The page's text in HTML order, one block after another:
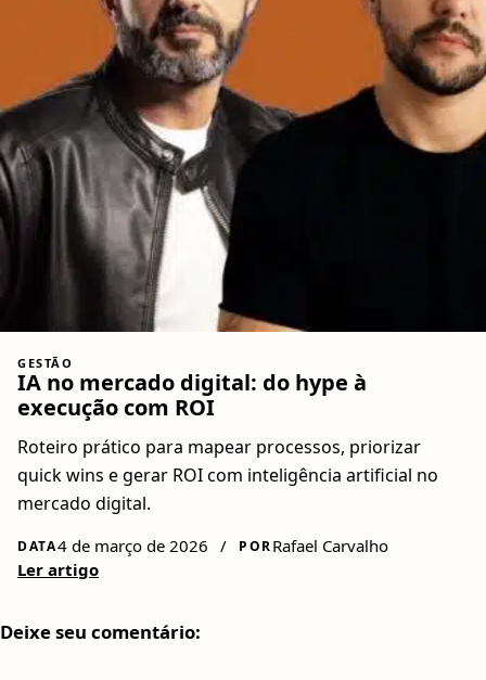
GESTÃO
IA no mercado digital: do hype à
execução com ROI
Roteiro prático para mapear processos, priorizar
quick wins e gerar ROI com inteligência artificial no
mercado digital.
DATA4 de março de 2026 / PORRafael Carvalho
Ler artigo
Deixe seu comentário: